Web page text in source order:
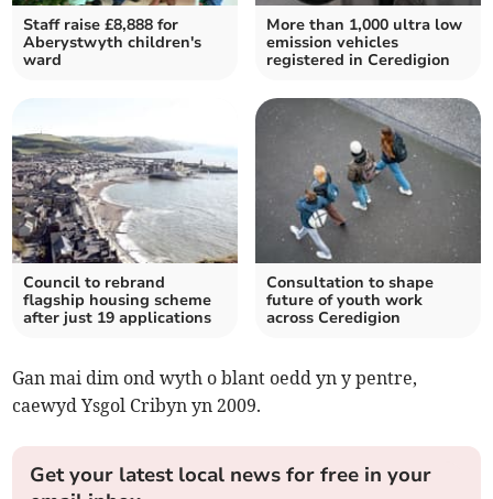
Staff raise £8,888 for
Aberystwyth children's
ward
More than 1,000 ultra low
emission vehicles
registered in Ceredigion
Council to rebrand
flagship housing scheme
after just 19 applications
Consultation to shape
future of youth work
across Ceredigion
Gan mai dim ond wyth o blant oedd yn y pentre,
caewyd Ysgol Cribyn yn 2009.
Get your latest local news for free in your